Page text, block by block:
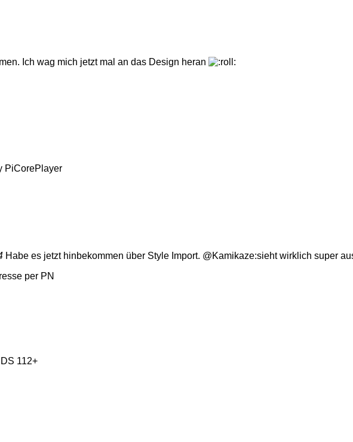
Ich wag mich jetzt mal an das Design heran
PiCorePlayer
Habe es jetzt hinbekommen über Style Import. @Kamikaze:sieht wirklich super
per PN
112+